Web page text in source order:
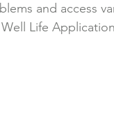
and access
Life Application